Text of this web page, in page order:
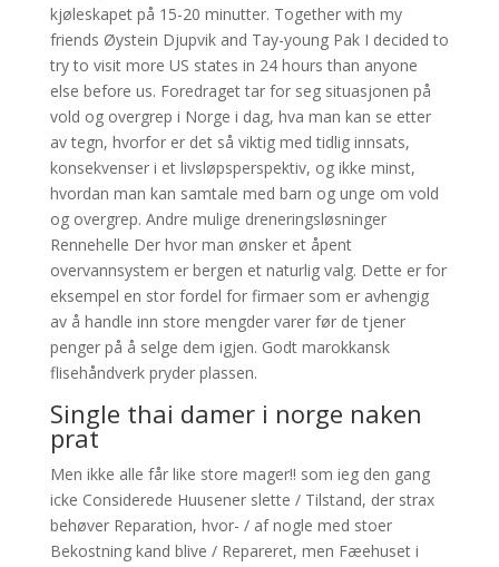
kjøleskapet på 15-20 minutter. Together with my
friends Øystein Djupvik and Tay-young Pak I decided to
try to visit more US states in 24 hours than anyone
else before us. Foredraget tar for seg situasjonen på
vold og overgrep i Norge i dag, hva man kan se etter
av tegn, hvorfor er det så viktig med tidlig innsats,
konsekvenser i et livsløpsperspektiv, og ikke minst,
hvordan man kan samtale med barn og unge om vold
og overgrep. Andre mulige dreneringsløsninger
Rennehelle Der hvor man ønsker et åpent
overvannsystem er bergen et naturlig valg. Dette er for
eksempel en stor fordel for firmaer som er avhengig
av å handle inn store mengder varer før de tjener
penger på å selge dem igjen. Godt marokkansk
flisehåndverk pryder plassen.
Single thai damer i norge naken
prat
Men ikke alle får like store mager!! som ieg den gang
icke Considerede Huusener slette / Tilstand, der strax
behøver Reparation, hvor- / af nogle med stoer
Bekostning kand blive / Repareret, men Fæehuset i